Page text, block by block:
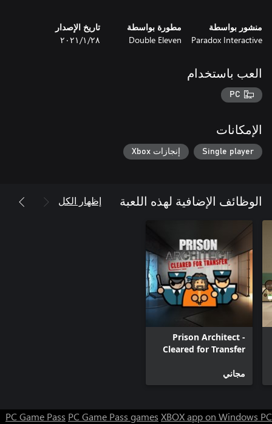
التأمين والمواجهة: جرّب عملية هروب محفوفة بالمخاطر من السجن
مشدد الحراسة الخاص بك من خلال وضع الهروب، أو جرب الوضع عبر
إمبراطوريتك بلا حدود من خلال وضع الجُحر.
منشور بواسطة
Paradox Interactive
مطورة بواسطة
Double Eleven
تاريخ الإصدار
٢٨‏/١‏/٢٠٢١
العب باستخدام
PC
الإمكانات
Single player إنجازات Xbox
الوظائف الإضافية لهذه اللعبة إظهار الكل
Prison Architect -
Cleared for Transfer
مجاني
PC Game Pass PC Game Pass games XBOX app on Windows PC